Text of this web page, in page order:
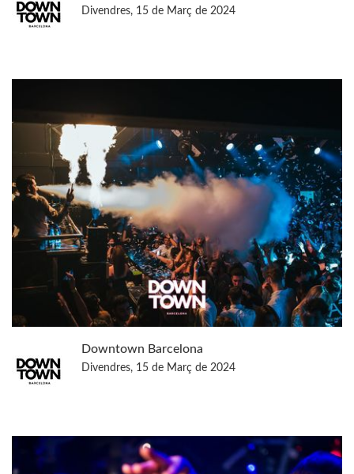
Divendres, 15 de Març de 2024
Downtown Barcelona
Divendres, 15 de Març de 2024